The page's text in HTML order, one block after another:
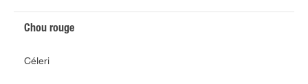
Chou rouge
Céleri